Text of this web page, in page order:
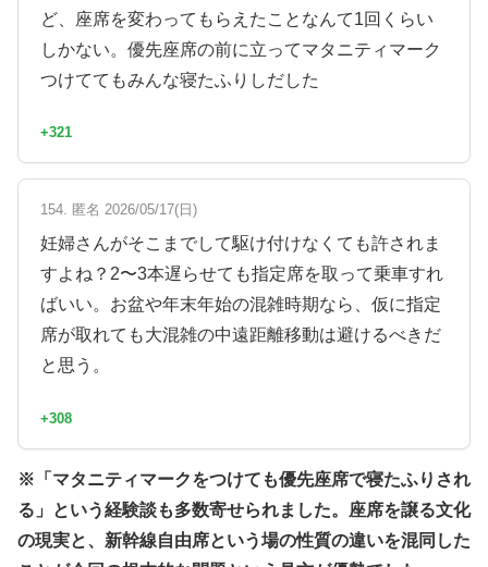
ど、座席を変わってもらえたことなんて1回くらい
しかない。優先座席の前に立ってマタニティマーク
つけててもみんな寝たふりしだした
+321
154. 匿名 2026/05/17(日)
妊婦さんがそこまでして駆け付けなくても許されま
すよね？2〜3本遅らせても指定席を取って乗車すれ
ばいい。お盆や年末年始の混雑時期なら、仮に指定
席が取れても大混雑の中遠距離移動は避けるべきだ
と思う。
+308
※「マタニティマークをつけても優先座席で寝たふりされ
る」という経験談も多数寄せられました。座席を譲る文化
の現実と、新幹線自由席という場の性質の違いを混同した